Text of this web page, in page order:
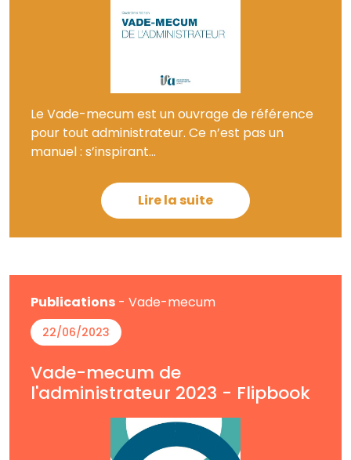
Le Vade-mecum est un ouvrage de référence
pour tout administrateur. Ce n’est pas un
manuel : s’inspirant...
Lire la suite
Publications- Vade-mecum
22/06/2023
Vade-mecum de
l'administrateur 2023 - Flipbook